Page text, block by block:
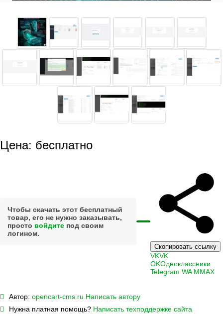
Цена: бесплатно
Чтобы скачать этот бесплатный
товар, его не нужно заказывать,
просто войдите под своим
логином.
Скопировать ссылку
VKVK
OKОдноклассники
Telegram WA MMAX
Автор: opencart-cms.ru Написать автору
Нужна платная помощь? Написать техподдержке сайта